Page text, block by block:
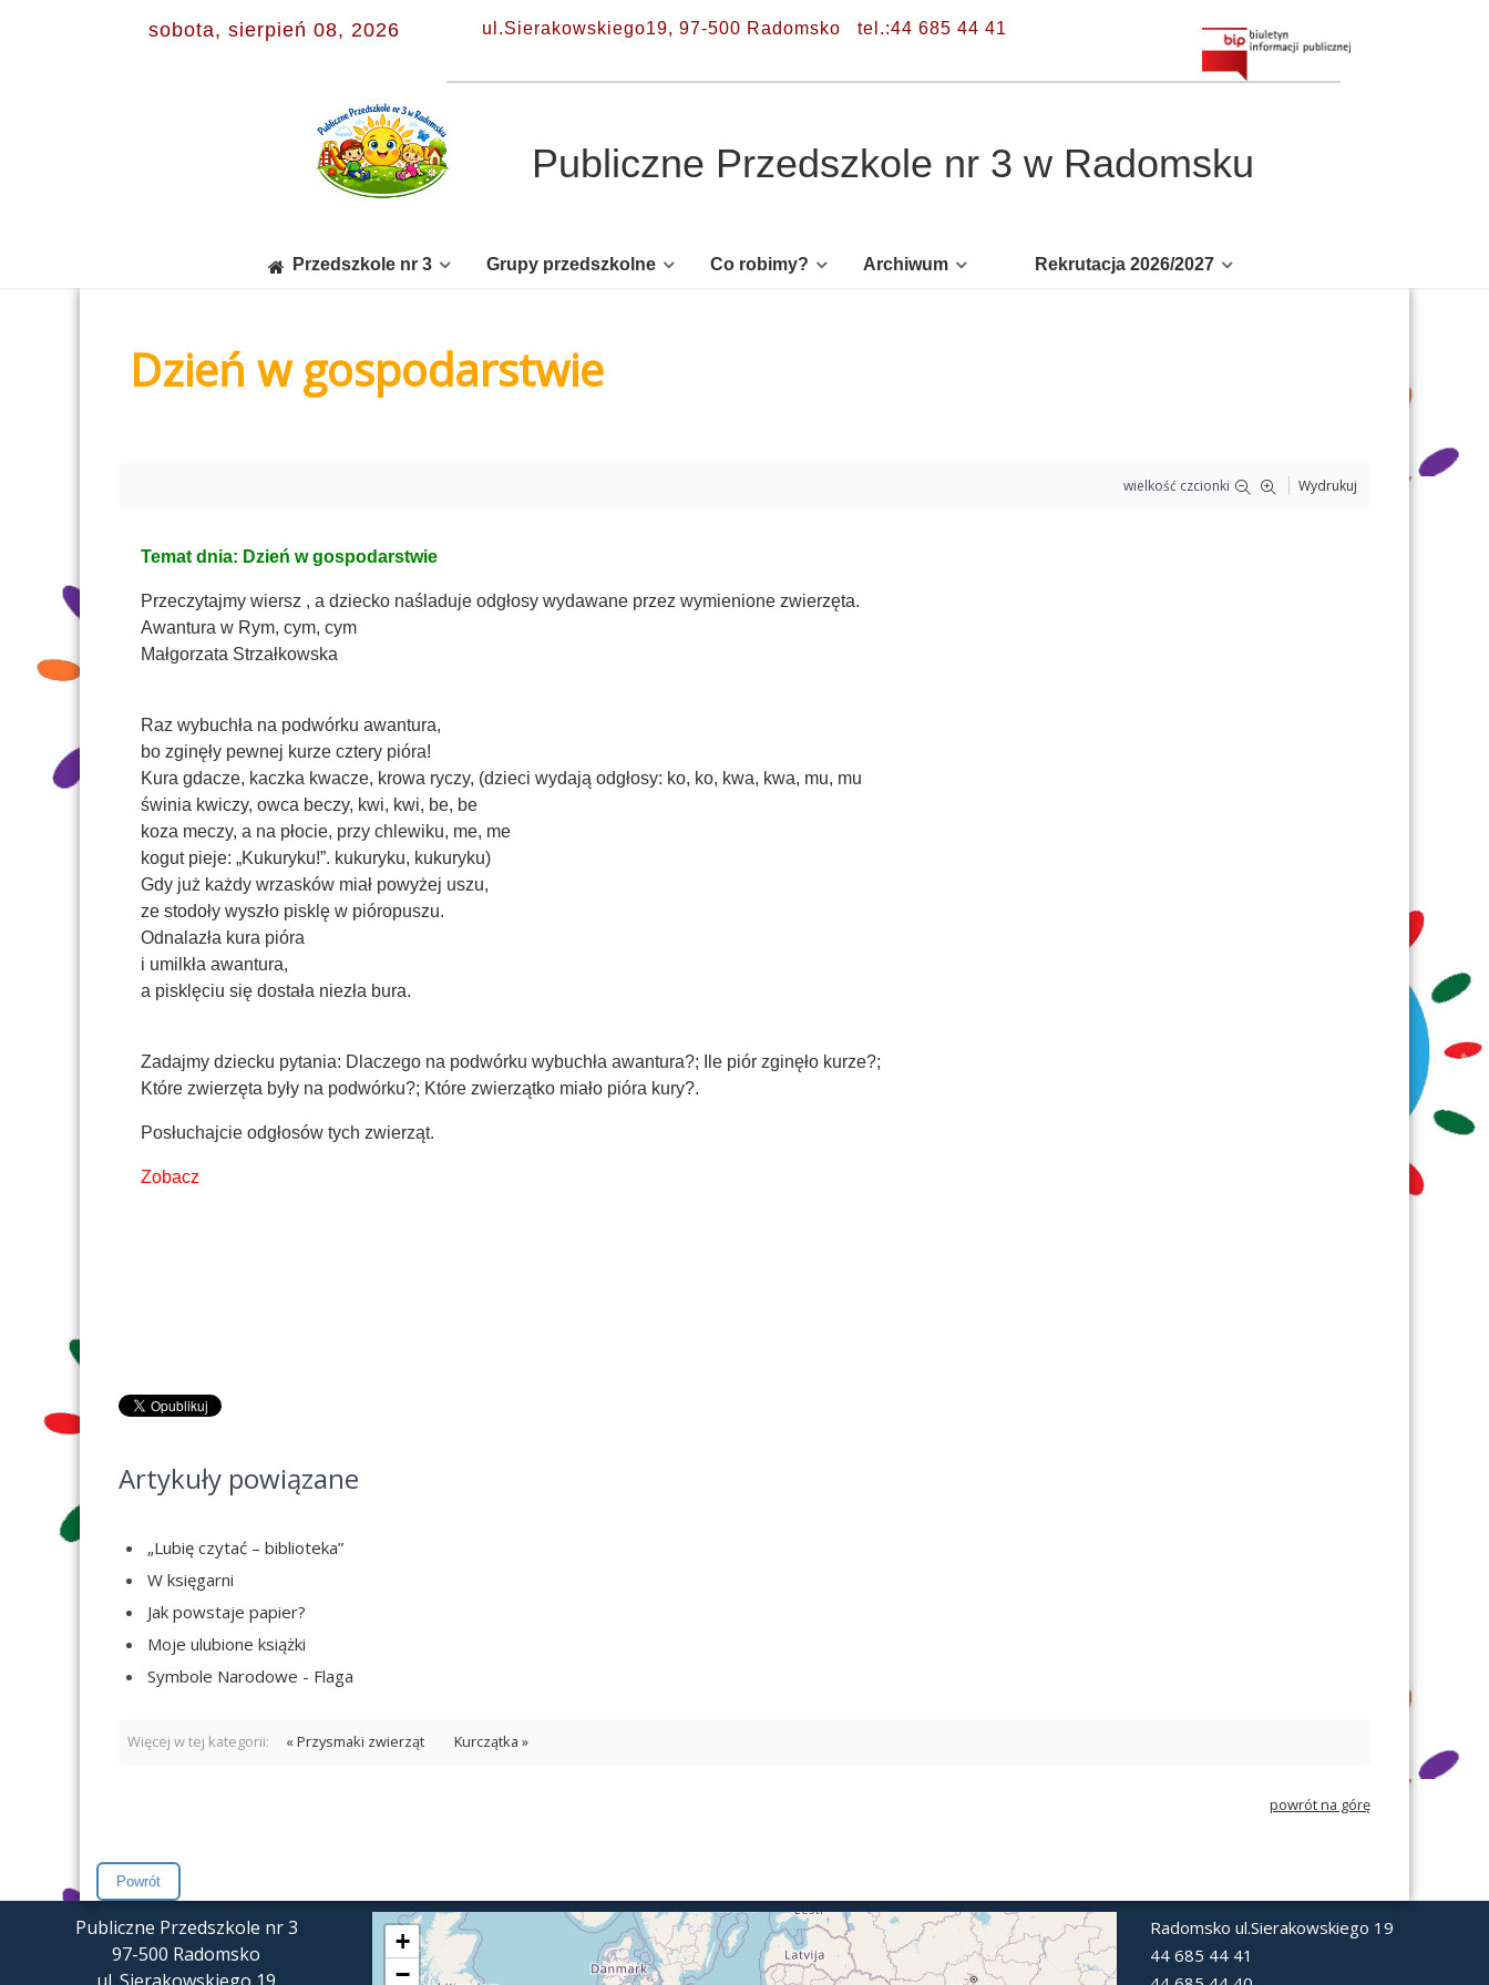
sobota, sierpień 08, 2026 ul.Sierakowskiego19, 97-500 Radomsko tel.:44 685 44 41
Publiczne Przedszkole nr 3 w Radomsku
Przedszkole nr 3 Grupy przedszkolne Co robimy? Archiwum Rekrutacja 2026/2027
Dzień w gospodarstwie
wielkość czcionki Wydrukuj
Temat dnia: Dzień w gospodarstwie
Przeczytajmy wiersz , a dziecko naśladuje odgłosy wydawane przez wymienione zwierzęta.
Awantura w Rym, cym, cym
Małgorzata Strzałkowska
Raz wybuchła na podwórku awantura,
bo zginęły pewnej kurze cztery pióra!
Kura gdacze, kaczka kwacze, krowa ryczy, (dzieci wydają odgłosy: ko, ko, kwa, kwa, mu, mu
świnia kwiczy, owca beczy, kwi, kwi, be, be
koza meczy, a na płocie, przy chlewiku, me, me
kogut pieje: „Kukuryku!”. kukuryku, kukuryku)
Gdy już każdy wrzasków miał powyżej uszu,
ze stodoły wyszło pisklę w pióropuszu.
Odnalazła kura pióra
i umilkła awantura,
a pisklęciu się dostała niezła bura.
Zadajmy dziecku pytania: Dlaczego na podwórku wybuchła awantura?; Ile piór zginęło kurze?;
Które zwierzęta były na podwórku?; Które zwierzątko miało pióra kury?.
Posłuchajcie odgłosów tych zwierząt.
Zobacz
Artykuły powiązane
„Lubię czytać – biblioteka”
W księgarni
Jak powstaje papier?
Moje ulubione książki
Symbole Narodowe - Flaga
Więcej w tej kategorii: « Przysmaki zwierząt Kurczątka »
powrót na górę
Publiczne Przedszkole nr 3
97-500 Radomsko
+
−
Radomsko ul.Sierakowskiego 19
44 685 44 41